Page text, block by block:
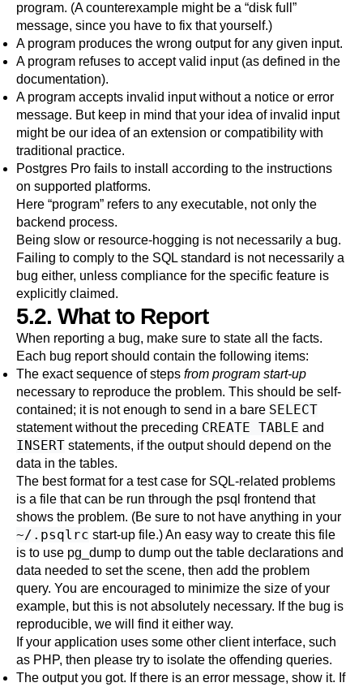
program. (A counterexample might be a “disk full ”
message, since you have to fix that yourself.)
A program produces the wrong output for any given input.
A program refuses to accept valid input (as defined in the
documentation).
A program accepts invalid input without a notice or error
message. But keep in mind that your idea of invalid input
might be our idea of an extension or compatibility with
traditional practice.
Postgres Pro fails to install according to the instructions
on supported platforms.
Here “program” refers to any executable, not only the
backend process.
Being slow or resource-hogging is not necessarily a bug.
Failing to comply to the SQL standard is not necessarily a
bug either, unless compliance for the specific feature is
explicitly claimed.
5.2. What to Report
When reporting a bug, make sure to state all the facts.
Each bug report should contain the following items:
The exact sequence of steps from program start-up
necessary to reproduce the problem. This should be self-
contained; it is not enough to send in a bare SELECT
statement without the preceding CREATE TABLE and
INSERT statements, if the output should depend on the
data in the tables.
The best format for a test case for SQL-related problems
is a file that can be run through the psql frontend that
shows the problem. (Be sure to not have anything in your
~/.psqlrc start-up file.) An easy way to create this file
is to use pg_dump to dump out the table declarations and
data needed to set the scene, then add the problem
query. You are encouraged to minimize the size of your
example, but this is not absolutely necessary. If the bug is
reproducible, we will find it either way.
If your application uses some other client interface, such
as PHP, then please try to isolate the offending queries.
The output you got. If there is an error message, show it. If